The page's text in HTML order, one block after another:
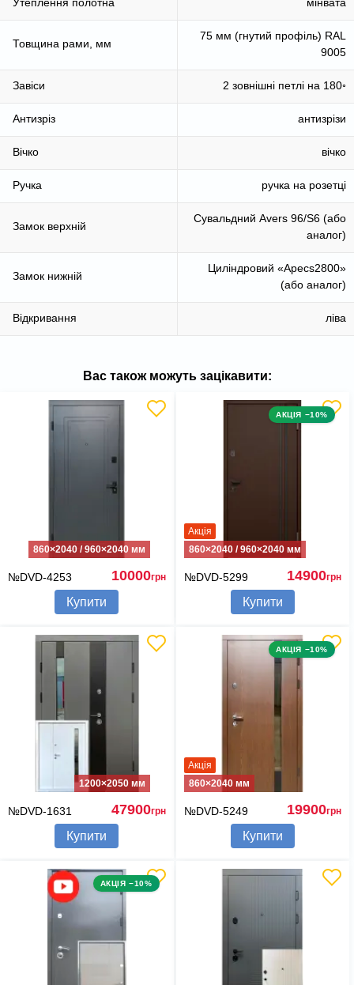
Утеплення полотна мінвата
Товщина рами, мм
75 мм (гнутий профіль) RAL
9005
Завіси 2 зовнішні петлі на 180◦
Антизріз антизрізи
Вічко вічко
Ручка ручка на розетці
Замок верхній
Сувальдний Аvers 96/S6 (або
аналог)
Замок нижній
Циліндровий «Аpecs2800»
(або аналог)
Відкривання ліва
Вас також можуть зацікавити:
860×2040 / 960×2040 мм
№DVD-4253 10000грн
Купити
860×2040 / 960×2040 мм
Акція
АКЦІЯ −10%
№DVD-5299 14900грн
Купити
1200×2050 мм
№DVD-1631 47900грн
Купити
860×2040 мм
Акція
АКЦІЯ −10%
№DVD-5249 19900грн
Купити
АКЦІЯ −10%